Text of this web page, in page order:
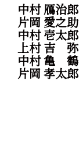
中村 鴈治郎
片岡 愛之助
中村 壱太郎
上村吉 弥
中村亀 鶴
片岡 孝太郎